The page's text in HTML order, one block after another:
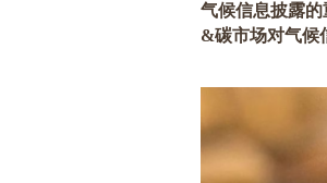
气候信息披露的
&碳市场对气候